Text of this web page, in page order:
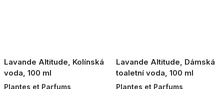
Lavande Altitude, Kolínská
voda, 100 ml
Plantes et Parfums
Lavande Altitude, Dámská
toaletní voda, 100 ml
Plantes et Parfums